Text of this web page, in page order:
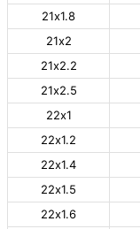
21х1.8
21х2
21х2.2
21х2.5
22х1
22х1.2
22х1.4
22х1.5
22х1.6